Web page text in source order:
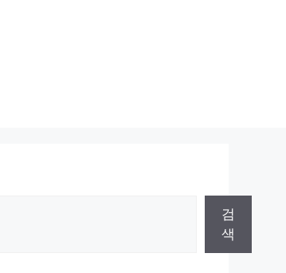
검
색